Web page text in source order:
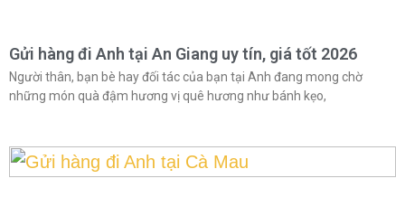
Gửi hàng đi Anh tại An Giang uy tín, giá tốt 2026
Người thân, bạn bè hay đối tác của bạn tại Anh đang mong chờ
những món quà đậm hương vị quê hương như bánh kẹo,